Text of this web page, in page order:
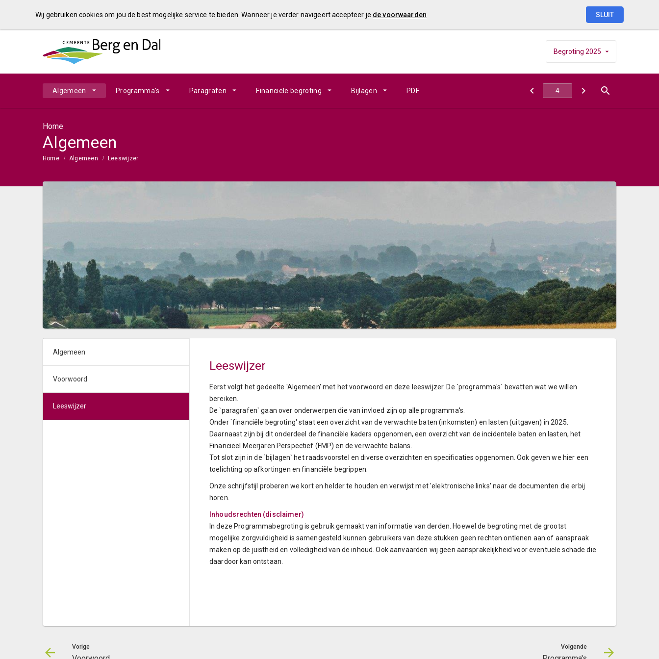
Wij gebruiken cookies om jou de best mogelijke service te bieden. Wanneer je verder navigeert accepteer je de voorwaarden SLUIT
Begroting 2025
Algemeen Programma's Paragrafen Financiële begroting Bijlagen PDF
Home
Algemeen
Home Algemeen Leeswijzer
Algemeen
Voorwoord
Leeswijzer
Leeswijzer
Eerst volgt het gedeelte 'Algemeen' met het voorwoord en deze leeswijzer. De `programma's` bevatten wat we willen
bereiken.
De `paragrafen` gaan over onderwerpen die van invloed zijn op alle programma's.
Onder `financiële begroting' staat een overzicht van de verwachte baten (inkomsten) en lasten (uitgaven) in 2025.
Daarnaast zijn bij dit onderdeel de financiële kaders opgenomen, een overzicht van de incidentele baten en lasten, het
Financieel Meerjaren Perspectief (FMP) en de verwachte balans.
Tot slot zijn in de `bijlagen` het raadsvoorstel en diverse overzichten en specificaties opgenomen. Ook geven we hier een
toelichting op afkortingen en financiële begrippen.
Onze schrijfstijl proberen we kort en helder te houden en verwijst met 'elektronische links' naar de documenten die erbij
horen.
Inhoudsrechten (disclaimer)
In deze Programmabegroting is gebruik gemaakt van informatie van derden. Hoewel de begroting met de grootst
mogelijke zorgvuldigheid is samengesteld kunnen gebruikers van deze stukken geen rechten ontlenen aan of aanspraak
maken op de juistheid en volledigheid van de inhoud. Ook aanvaarden wij geen aansprakelijkheid voor eventuele schade die
daardoor kan ontstaan.
Vorige Volgende